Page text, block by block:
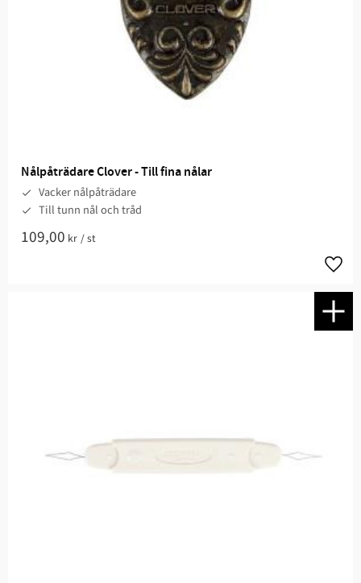
Nålpåträdare Clover - Till fina nålar
Vacker nålpåträdare
Till tunn nål och tråd
109,00 kr /st